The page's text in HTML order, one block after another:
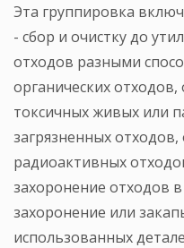
Эта группировка
- сбор и очистку до
отходов разными
органических
токсичных живых или
загрязненных
радиоактивных
захоронение отходов
захоронение или
использованных